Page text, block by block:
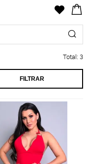
Total: 3
FILTRAR